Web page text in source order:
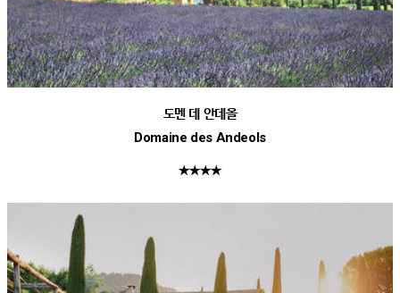
도멘 데 안데올
Domaine des Andeols
★★★★